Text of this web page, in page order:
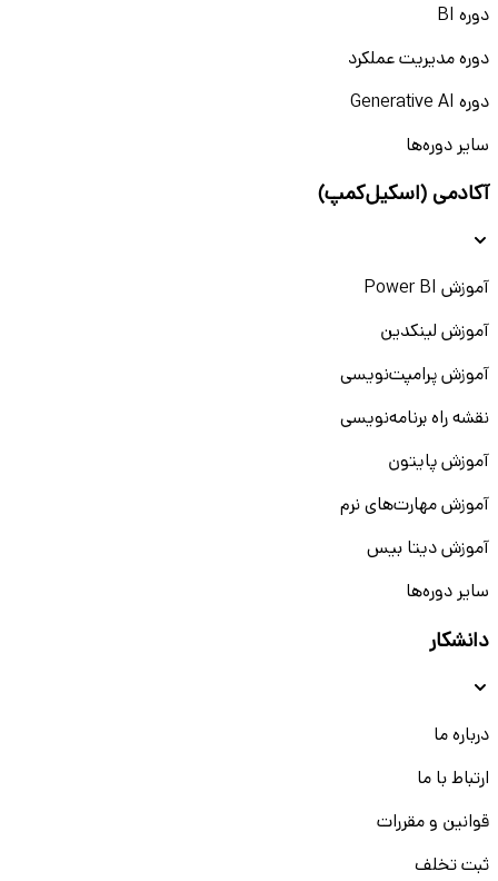
دوره BI
دوره مدیریت عملکرد
دوره Generative AI
سایر دوره‌ها
آکادمی (اسکیل‌کمپ)
آموزش Power BI
آموزش لینکدین
آموزش پرامپت‌نویسی
نقشه راه برنامه‌نویسی
آموزش پایتون
آموزش مهارت‌های نرم
آموزش دیتا بیس
سایر دوره‌ها
دانشکار
درباره ما
ارتباط با ما
قوانین و مقررات
ثبت تخلف